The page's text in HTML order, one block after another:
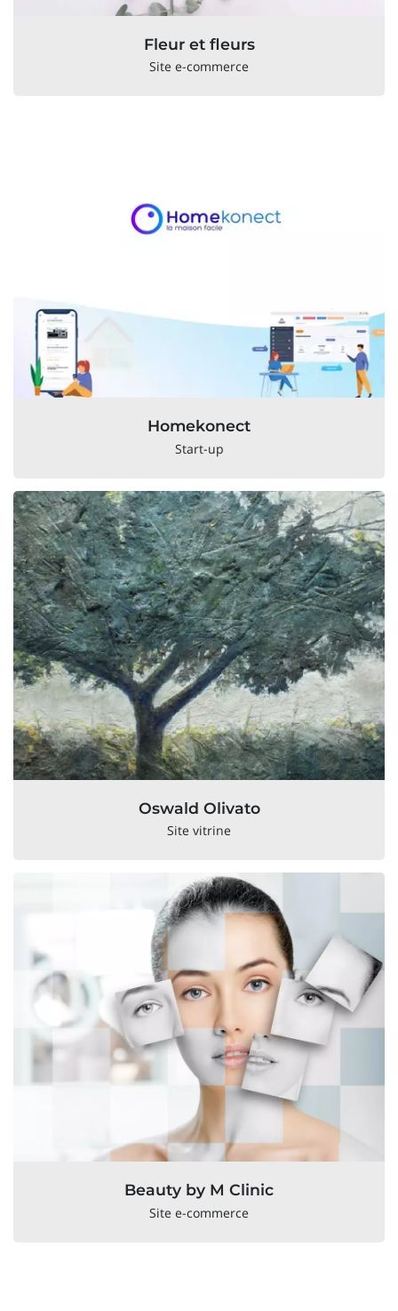
Fleur et fleurs
Site e-commerce
Homekonect
Start-up
Oswald Olivato
Site vitrine
Beauty by M Clinic
Site e-commerce